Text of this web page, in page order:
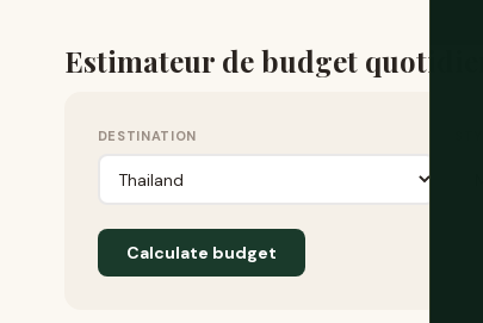
Estimateur de budget quotidien
DESTINATION
Calculate budget